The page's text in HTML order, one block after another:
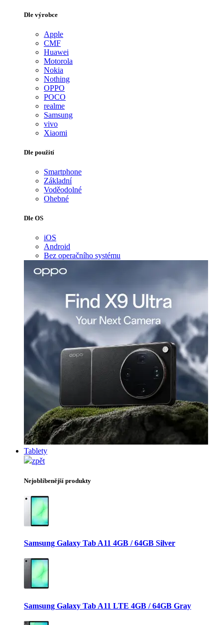
Dle výrobce
Apple
CMF
Huawei
Motorola
Nokia
Nothing
OPPO
POCO
realme
Samsung
vivo
Xiaomi
Dle použití
Smartphone
Základní
Voděodolné
Ohebné
Dle OS
iOS
Android
Bez operačního systému
Tablety
zpět
Nejoblíbenější produkty
Samsung Galaxy Tab A11 4GB / 64GB Silver
Samsung Galaxy Tab A11 LTE 4GB / 64GB Gray